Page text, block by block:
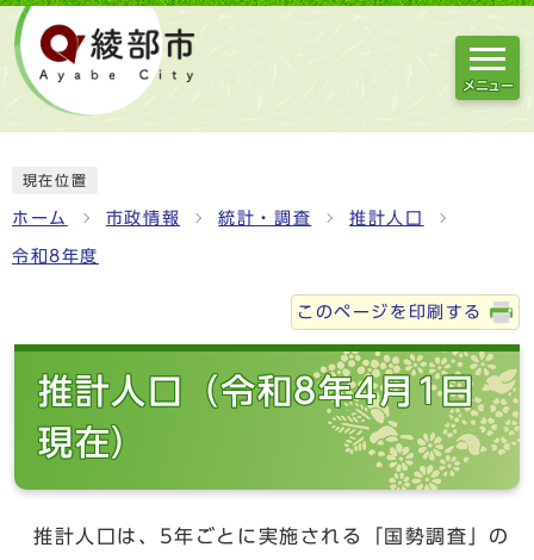
メニュー
現在位置
ホーム 市政情報 統計・調査 推計人口
令和8年度
このページを印刷する
推計人口（令和8年4月1日
現在）
推計人口は、5年ごとに実施される「国勢調査」の